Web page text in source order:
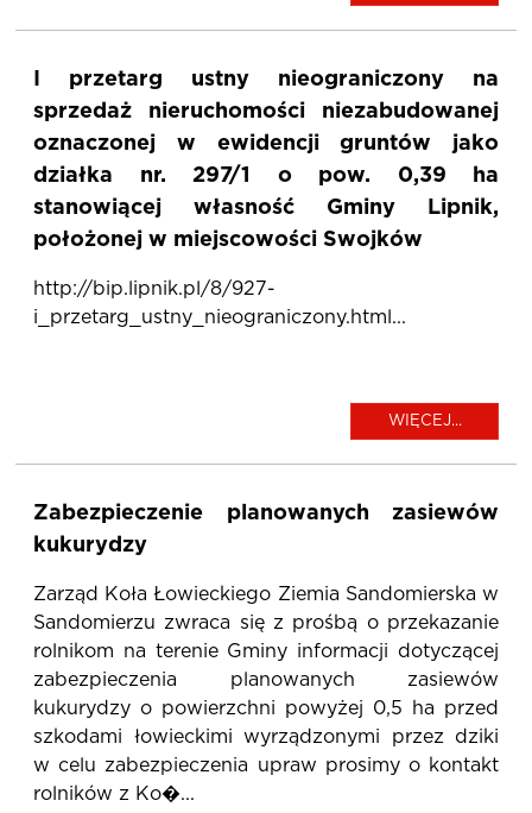
I przetarg ustny nieograniczony na
sprzedaż nieruchomości niezabudowanej
oznaczonej w ewidencji gruntów jako
działka nr. 297/1 o pow. 0,39 ha
stanowiącej własność Gminy Lipnik,
położonej w miejscowości Swojków
http://bip.lipnik.pl/8/927-
i_przetarg_ustny_nieograniczony.html...
WIĘCEJ...
Zabezpieczenie planowanych zasiewów
kukurydzy
Zarząd Koła Łowieckiego Ziemia Sandomierska w
Sandomierzu zwraca się z prośbą o przekazanie
rolnikom na terenie Gminy informacji dotyczącej
zabezpieczenia planowanych zasiewów
kukurydzy o powierzchni powyżej 0,5 ha przed
szkodami łowieckimi wyrządzonymi przez dziki
w celu zabezpieczenia upraw prosimy o kontakt
rolników z Ko�...